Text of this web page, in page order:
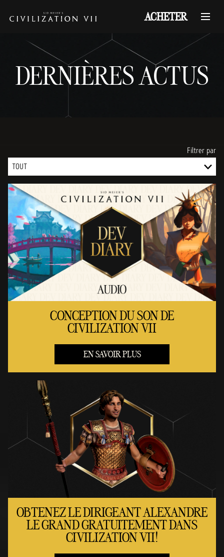
ACHETER
DERNIÈRES ACTUS
Filtrer par
CONCEPTION DU SON DE
CIVILIZATION VII
EN SAVOIR PLUS
OBTENEZ LE DIRIGEANT ALEXANDRE
LE GRAND GRATUITEMENT DANS
CIVILIZATION VII!